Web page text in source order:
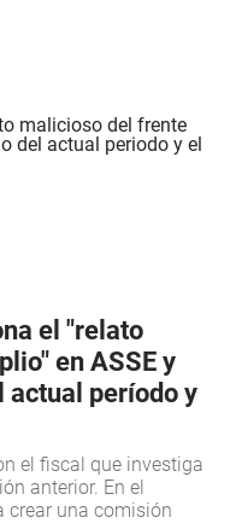
el "relato
en ASSE y
actual período y
el fiscal que investiga
anterior. En el
crear una comisión